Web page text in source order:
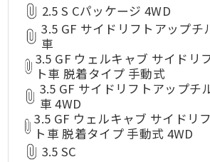
2.5 S Cパッケージ 4WD
3.5 GF サイドリフトアップチ
車
3.5 GF ウェルキャブ サイドリ
ト車 脱着タイプ 手動式
3.5 GF サイドリフトアップチ
車 4WD
3.5 GF ウェルキャブ サイドリ
ト車 脱着タイプ 手動式 4WD
3.5 SC